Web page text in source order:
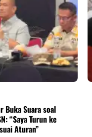
Buka Suara soal
“Saya Turun ke
Aturan”